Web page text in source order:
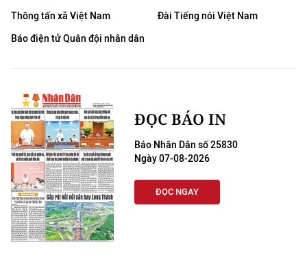
Thông tấn xã Việt Nam
Đài Tiếng nói Việt Nam
Báo điện tử Quân đội nhân dân
ĐỌC BÁO IN
Báo Nhân Dân số 25830
Ngày 07-08-2026
ĐỌC NGAY